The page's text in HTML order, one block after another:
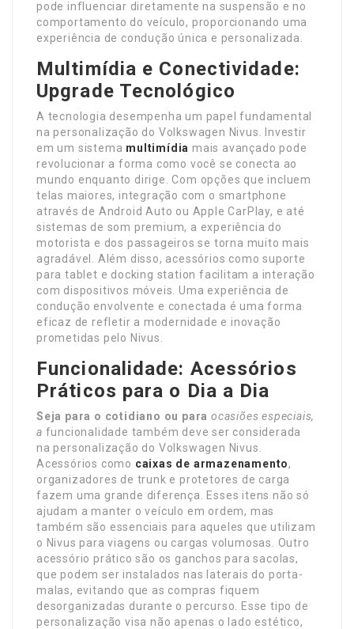
pode influenciar diretamente na suspensão e no
comportamento do veículo, proporcionando uma
experiência de condução única e personalizada.
Multimídia e Conectividade:
Upgrade Tecnológico
A tecnologia desempenha um papel fundamental
na personalização do Volkswagen Nivus. Investir
em um sistema multimídia mais avançado pode
revolucionar a forma como você se conecta ao
mundo enquanto dirige. Com opções que incluem
telas maiores, integração com o smartphone
através de Android Auto ou Apple CarPlay, e até
sistemas de som premium, a experiência do
motorista e dos passageiros se torna muito mais
agradável. Além disso, acessórios como suporte
para tablet e docking station facilitam a interação
com dispositivos móveis. Uma experiência de
condução envolvente e conectada é uma forma
eficaz de refletir a modernidade e inovação
prometidas pelo Nivus.
Funcionalidade: Acessórios
Práticos para o Dia a Dia
Seja para o cotidiano ou para ocasiões especiais,
a funcionalidade também deve ser considerada
na personalização do Volkswagen Nivus.
Acessórios como caixas de armazenamento,
organizadores de trunk e protetores de carga
fazem uma grande diferença. Esses itens não só
ajudam a manter o veículo em ordem, mas
também são essenciais para aqueles que utilizam
o Nivus para viagens ou cargas volumosas. Outro
acessório prático são os ganchos para sacolas,
que podem ser instalados nas laterais do porta-
malas, evitando que as compras fiquem
desorganizadas durante o percurso. Esse tipo de
personalização visa não apenas o lado estético,